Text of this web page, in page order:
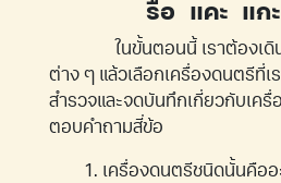
รื้อ แคะ แก
ในขั้นตอนนี้ เราต้องเ
ต่าง ๆ แล้วเลือกเครื่องดนตรีที่เ
สำรวจและจดบันทึกเกี่ยวกับเค
ตอบคำถามสี่ข้อ
เครื่องดนตรีชนิดนั้นคืออ